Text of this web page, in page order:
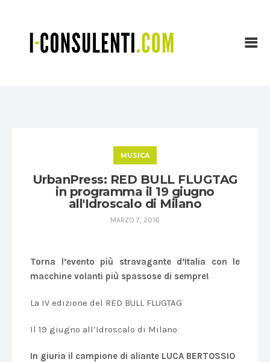
MUSICA
UrbanPress: RED BULL FLUGTAG
in programma il 19 giugno
all'Idroscalo di Milano
MARZO 7, 2016
Torna l’evento più stravagante d’Italia con le
macchine volanti più spassose di sempre!
La IV edizione del RED BULL FLUGTAG
Il 19 giugno all’Idroscalo di Milano
In giuria il campione di aliante LUCA BERTOSSIO